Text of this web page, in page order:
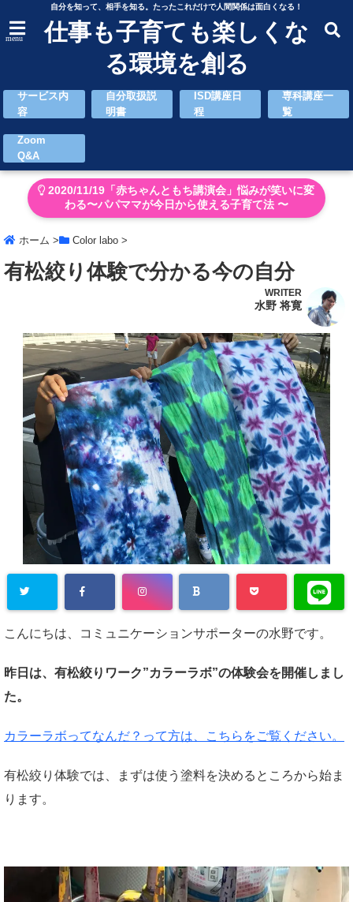
自分を知って、相手を知る。たったこれだけで人間関係は面白くなる！
menu
仕事も子育ても楽しくな
る環境を創る
サービス内
容
自分取扱説
明書
ISD講座日
程
専科講座一
覧
Zoom
Q&A
2020/11/19「赤ちゃんともち講演会」悩みが笑いに変
わる〜パパママが今日から使える子育て法 〜
ホーム > Color labo >
有松絞り体験で分かる今の自分
WRITER
水野 将寛
こんにちは、コミュニケーションサポーターの水野です。
昨日は、有松絞りワーク”カラーラボ”の体験会を開催しまし
た。
カラーラボってなんだ？って方は、こちらをご覧ください。
有松絞り体験では、まずは使う塗料を決めるところから始ま
ります。